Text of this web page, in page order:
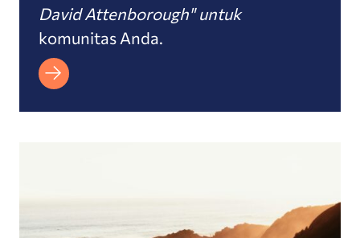
David Attenborough" untuk
komunitas Anda.